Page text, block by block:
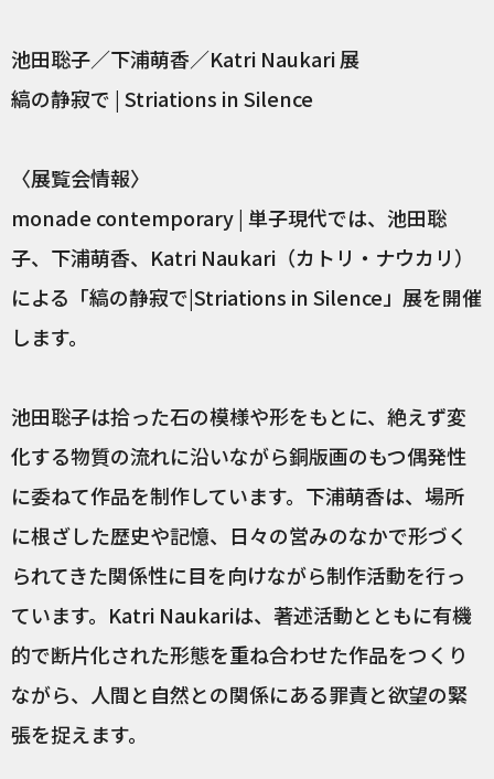
池田聡子／下浦萌香／Katri Naukari 展
縞の静寂で | Striations in Silence
〈展覧会情報〉
monade contemporary | 単子現代では、池田聡
子、下浦萌香、Katri Naukari（カトリ・ナウカリ）
による「縞の静寂で|Striations in Silence」展を開催
します。
池田聡子は拾った石の模様や形をもとに、絶えず変
化する物質の流れに沿いながら銅版画のもつ偶発性
に委ねて作品を制作しています。下浦萌香は、場所
に根ざした歴史や記憶、日々の営みのなかで形づく
られてきた関係性に目を向けながら制作活動を行っ
ています。Katri Naukariは、著述活動とともに有機
的で断片化された形態を重ね合わせた作品をつくり
ながら、人間と自然との関係にある罪責と欲望の緊
張を捉えます。